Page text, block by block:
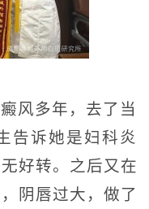
风多年，去了当
告诉她是妇科炎
好转。之后又在
阴唇过大，做了